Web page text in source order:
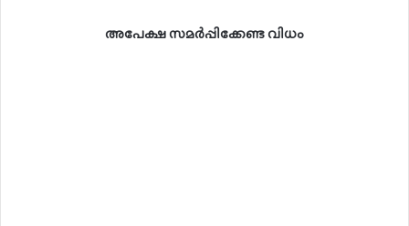
അപേക്ഷ സമർപ്പിക്കേണ്ട വിധം